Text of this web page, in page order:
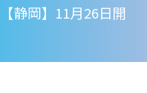
静岡】11月26日開